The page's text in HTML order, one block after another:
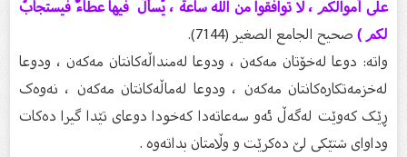
على أموالكم ، لا توافقوا من الله ساعةً ، يُسألُ فيها عطاءٌ فيستجابُ
لكم )صحيح الجامع الصغير (7144).
واتە: دوعا لەخۆتان مەکەن ، ودوعا لەمنداڵەکانتان مەکەن ، ودوعا
لەخزمەتکارەکانتان مەکەن ، ودوعا لەماڵەکانتان مەکەن ، نەوەک
ڕێک کەوێت لەگەڵ ئەو سەعاتەدا کەخودا دوعای تێدا گیرا دەکات
وداوای شتێکی لێ دەکرێت و وڵامتان بداتەوە .